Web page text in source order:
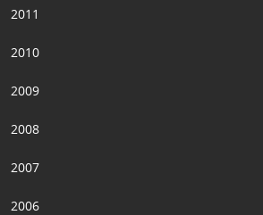
2011
2010
2009
2008
2007
2006